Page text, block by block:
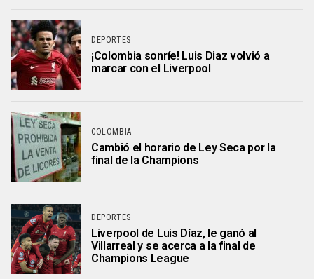
DEPORTES
¡Colombia sonríe! Luis Diaz volvió a
marcar con el Liverpool
COLOMBIA
Cambió el horario de Ley Seca por la
final de la Champions
DEPORTES
Liverpool de Luis Díaz, le ganó al
Villarreal y se acerca a la final de
Champions League